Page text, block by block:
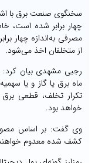
سخنگوی صنعت برق با
چهار برابر شده است،
از متخلفان اخذ می‌شود.
رجبی مشهدی بیان
ماه برق یا گاز و یا
تکرار تخلف، قطعی
خواهد بود.
وی گفت: بر اساس
کشف شده معدوم